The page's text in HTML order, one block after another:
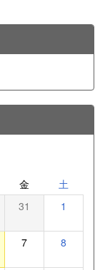
金 土
31 1
7 8